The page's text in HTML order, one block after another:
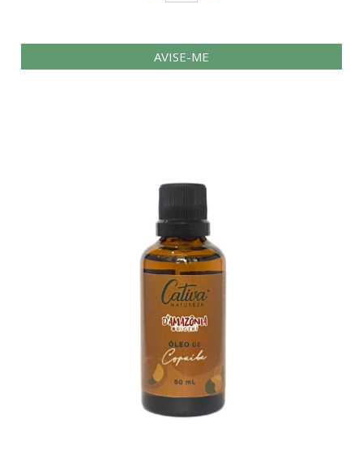
AVISE-ME